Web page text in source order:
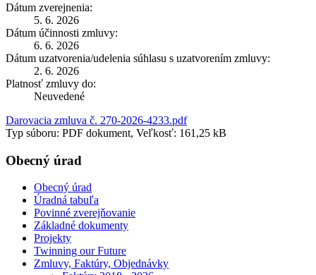
Dátum zverejnenia:
5. 6. 2026
Dátum účinnosti zmluvy:
6. 6. 2026
Dátum uzatvorenia/udelenia súhlasu s uzatvorením zmluvy:
2. 6. 2026
Platnosť zmluvy do:
Neuvedené
Darovacia zmluva č. 270-2026-4233.pdf
Typ súboru: PDF dokument, Veľkosť: 161,25 kB
Obecný úrad
Obecný úrad
Úradná tabuľa
Povinné zverejňovanie
Základné dokumenty
Projekty
Twinning our Future
Zmluvy, Faktúry, Objednávky